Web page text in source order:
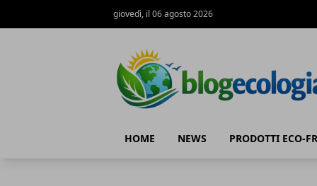
giovedì, il 06 agosto 2026
HOME NEWS PRODOTTI ECO-